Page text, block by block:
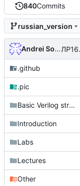
840Commits
russian_version
Andrei Solodovnikov
.github
.pic
Basic Verilog structures
Introduction
Labs
Lectures
Other